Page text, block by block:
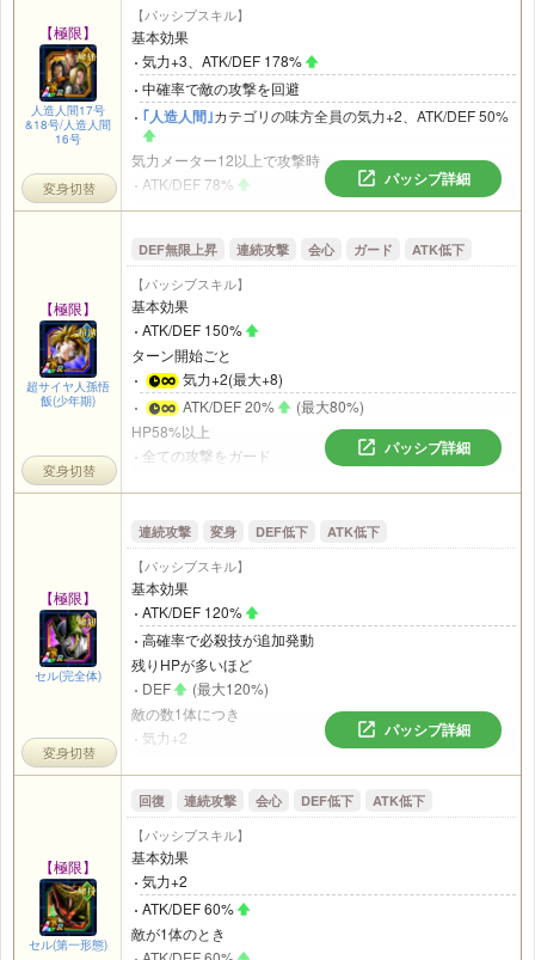
DEF258%
会心率とダメージ軽減率58%
取得速気玉3個以上
ATK258%
DEF158%
必殺技が追加発動
取得気玉6個以上
必殺技が追加発動
の味方全員のATK/DEF 58%
【極限】
人造人間17号
&18号/人造人間
16号
【パッシブスキル】
基本効果
気力+3、ATK/DEF 178%
中確率で敵の攻撃を回避
｢人造人間｣カテゴリの味方全員の気力+2、ATK/DEF 50%
気力メーター12以上で攻撃時
ATK/DEF 78%
HP66%以上
回避率20%
敵の攻撃を回避すると
そのターン中DEF35%
3ターンの間、必ず追加攻撃し高確率で必殺技が発動
パッシブ詳細
変身切替
【極限】
超サイヤ人孫悟
飯(少年期)
DEF無限上昇 連続攻撃 会心 ガード ATK低下
【パッシブスキル】
基本効果
ATK/DEF 150%
ターン開始ごと
気力+2(最大+8)
ATK/DEF 20%
(最大80%)
HP58%以上
全ての攻撃をガード
高確率で会心が発動
パッシブ詳細
変身切替
【極限】
セル(完全体)
連続攻撃 変身 DEF低下 ATK低下
【パッシブスキル】
基本効果
ATK/DEF 120%
高確率で必殺技が追加発動
残りHPが多いほど
DEF
(最大120%)
敵の数1体につき
気力+2
気力メーター12以上で攻撃時
ATK/DEF 50%
HP40%以下
進化する
パッシブ詳細
変身切替
【極限】
セル(第一形態)
回復 連続攻撃 会心 DEF低下 ATK低下
【パッシブスキル】
基本効果
気力+2
ATK/DEF 60%
敵が1体のとき